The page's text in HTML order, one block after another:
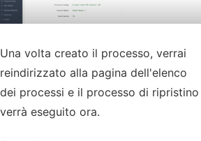
Una volta creato il processo, verrai
reindirizzato alla pagina dell'elenco
dei processi e il processo di ripristino
verrà eseguito ora.